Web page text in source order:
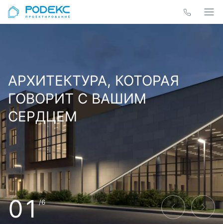
АРХИТЕКТУРА, КОТОРАЯ
ГОВОРИТ С ВАШИМ
СЕРДЦЕМ
01/6